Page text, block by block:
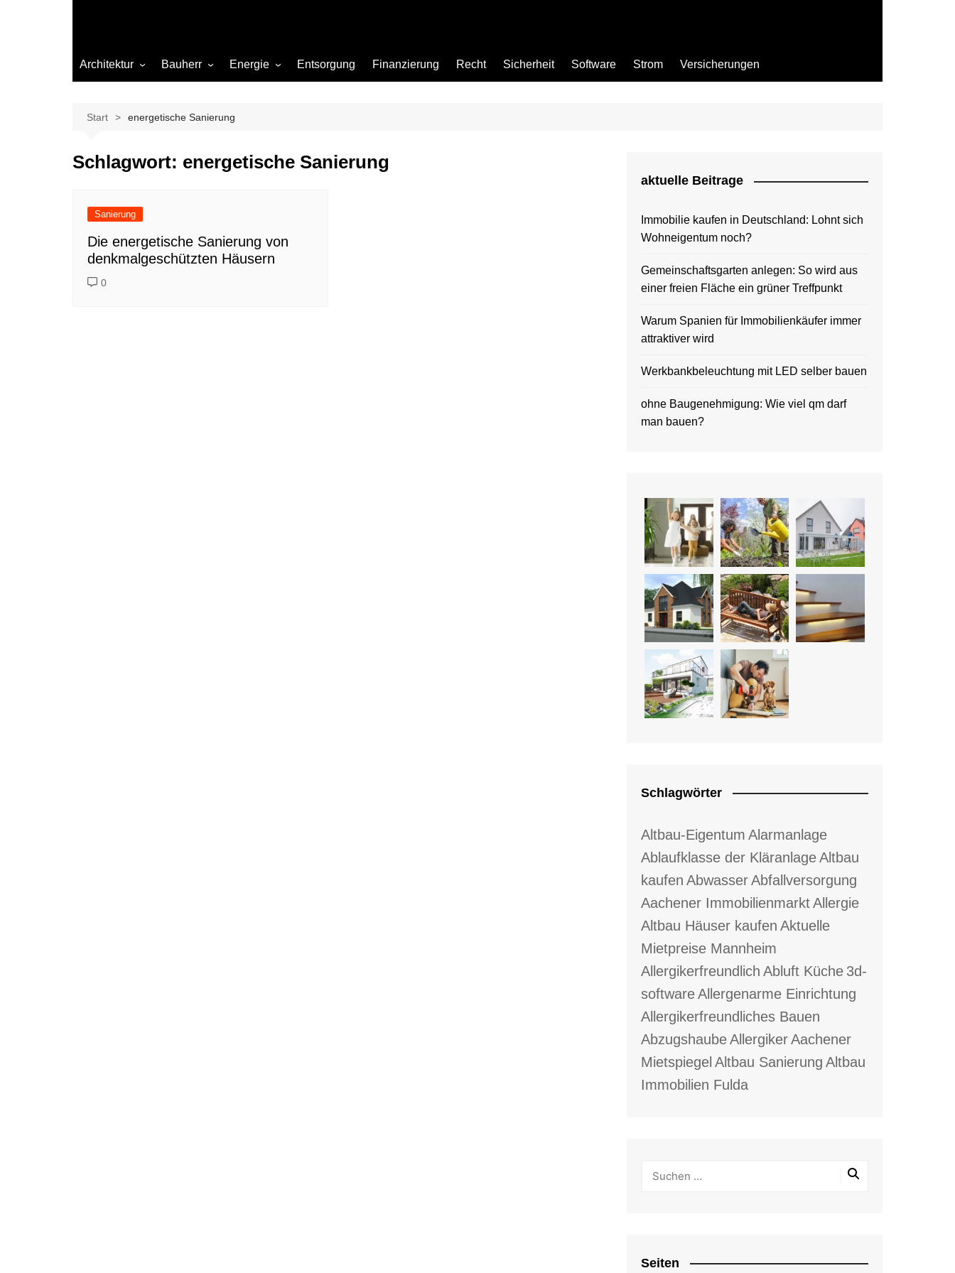
Architektur Bauherr
Beleuchtung
Büro
Materialien
Sanierung
Hygiene
Energie
Gas
Entsorgung Finanzierung Recht Sicherheit Software Strom Versicherungen
Start energetische Sanierung
Schlagwort: energetische Sanierung
Sanierung
Die energetische Sanierung von
denkmalgeschützten Häusern
0
aktuelle Beitrage
Immobilie kaufen in Deutschland: Lohnt sich
Wohneigentum noch?
Gemeinschaftsgarten anlegen: So wird aus
einer freien Fläche ein grüner Treffpunkt
Warum Spanien für Immobilienkäufer immer
attraktiver wird
Werkbankbeleuchtung mit LED selber bauen
ohne Baugenehmigung: Wie viel qm darf
man bauen?
Schlagwörter
Altbau-Eigentum Alarmanlage
Ablaufklasse der KläranlageAltbau
kaufen AbwasserAbfallversorgung
Aachener ImmobilienmarktAllergie
Altbau Häuser kaufen Aktuelle
Mietpreise Mannheim
Allergikerfreundlich Abluft Küche 3d-
softwareAllergenarme Einrichtung
Allergikerfreundliches Bauen
AbzugshaubeAllergikerAachener
Mietspiegel Altbau Sanierung Altbau
Immobilien Fulda
Seiten